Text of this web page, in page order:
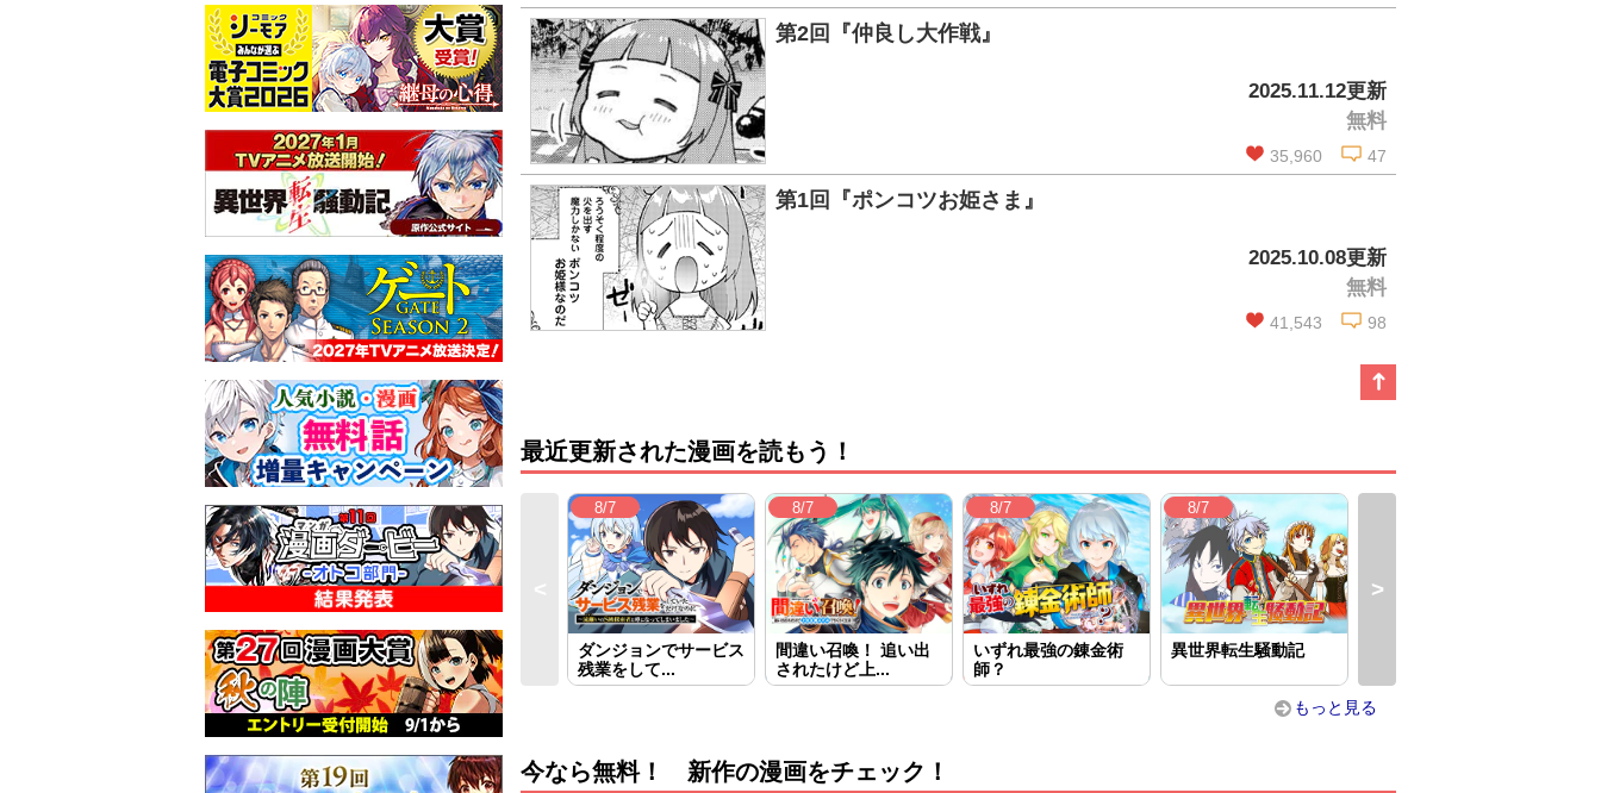
第2回『仲良し大作戦』
2025.11.12更新
無料
35,960 47
第1回『ポンコツお姫さま』
2025.10.08更新
無料
41,543 98
最近更新された漫画を読もう！
8/7
ダンジョンでサービス
残業をして...
8/7
間違い召喚！ 追い出
されたけど上...
8/7
いずれ最強の錬金術
師？
8/7
異世界転生騒動記
もっと見る
今なら無料！ 新作の漫画をチェック！